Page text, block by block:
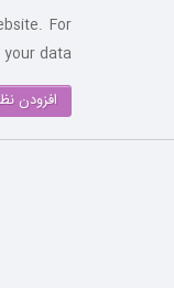
For
data.
افزودن